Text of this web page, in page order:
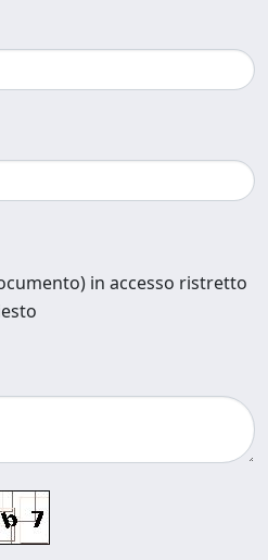
in accesso ristretto